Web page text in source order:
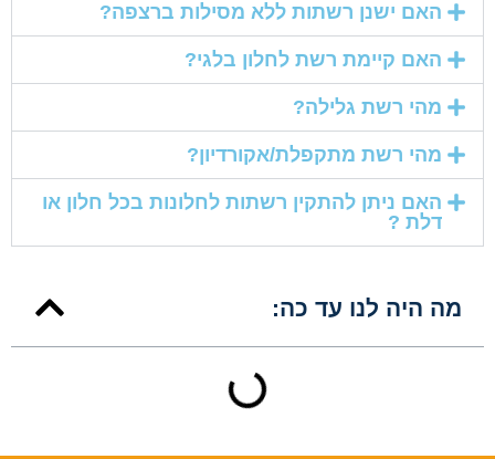
האם ישנן רשתות ללא מסילות ברצפה?
האם קיימת רשת לחלון בלגי?
מהי רשת גלילה?
מהי רשת מתקפלת/אקורדיון?
האם ניתן להתקין רשתות לחלונות בכל חלון או
דלת ?
מה היה לנו עד כה: